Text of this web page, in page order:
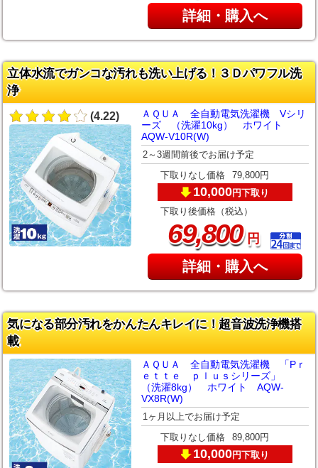
詳細・購入へ
立体水流でガンコな汚れも洗い上げる！３Ｄパワフル洗
浄
(4.22)
ＡＱＵＡ 全自動電気洗濯機 Vシリ
ーズ （洗濯10kg） ホワイト
AQW-V10R(W)
2～3週間前後でお届け予定
下取りなし価格 79,800円
10,000円下取り
下取り後価格（税込）
69,800円
詳細・購入へ
気になる部分汚れをかんたんキレイに！超音波洗浄機搭
載
ＡＱＵＡ 全自動電気洗濯機 「Pｒ
ｅｔｔｅ ｐｌｕｓシリーズ」
（洗濯8kg） ホワイト AQW-
VX8R(W)
1ヶ月以上でお届け予定
下取りなし価格 89,800円
10,000円下取り